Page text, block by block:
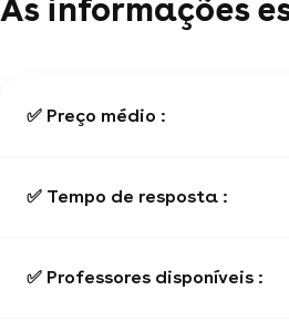
As informações
✅ Preço médio :
✅ Tempo de resposta :
✅ Professores disponíveis :